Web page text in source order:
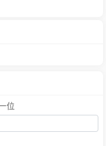
位